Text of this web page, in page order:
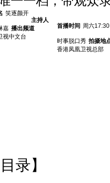
笑逐颜开
主持人
嘉 播出频道
视中文台
首播时间 周六17:30
时事脱口秀 拍摄地
香港凤凰卫视总部
目录】